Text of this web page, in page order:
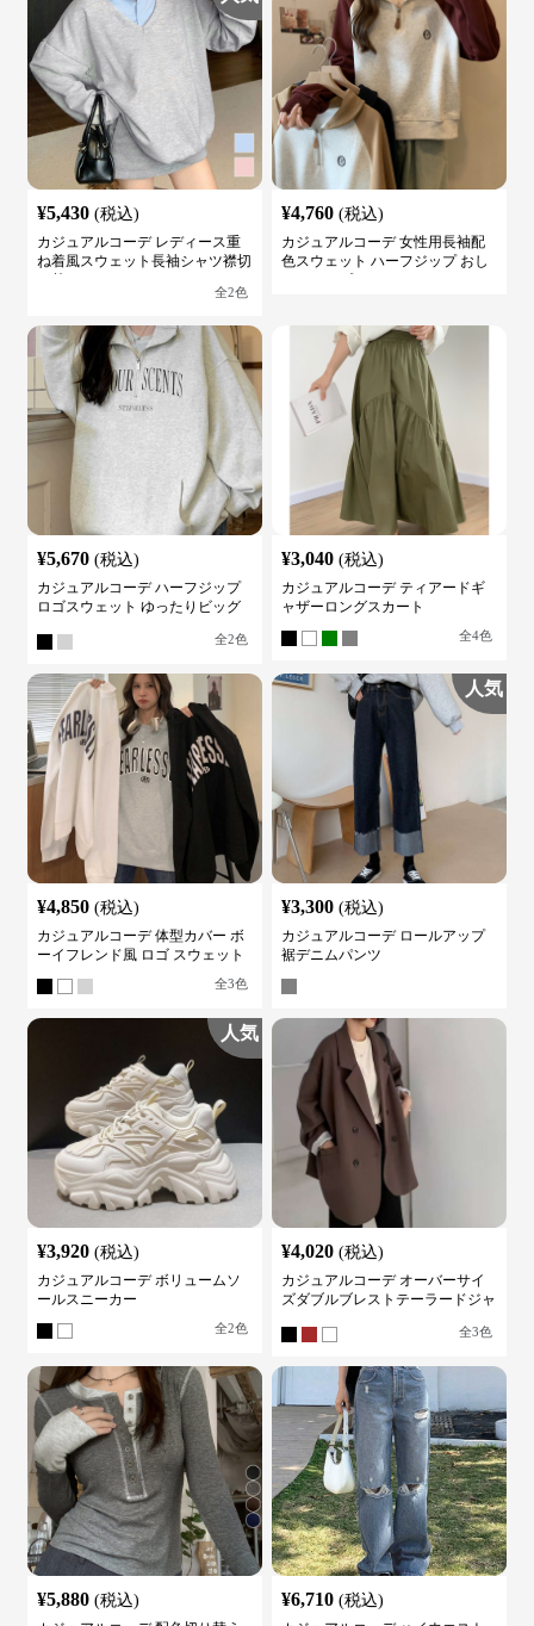
¥5,430 (税込)
カジュアルコーデ レディース重
ね着風スウェット長袖シャツ襟切
全2色
¥4,760 (税込)
カジュアルコーデ 女性用長袖配
色スウェット ハーフジップ おし
¥5,670 (税込)
カジュアルコーデ ハーフジップ
ロゴスウェット ゆったりビッグ
全2色
¥3,040 (税込)
カジュアルコーデ ティアードギ
ャザーロングスカート
全4色
¥4,850 (税込)
カジュアルコーデ 体型カバー ボ
ーイフレンド風 ロゴ スウェット
全3色
人気
¥3,300 (税込)
カジュアルコーデ ロールアップ
裾デニムパンツ
人気
¥3,920 (税込)
カジュアルコーデ ボリュームソ
ールスニーカー
全2色
¥4,020 (税込)
カジュアルコーデ オーバーサイ
ズダブルブレストテーラードジャ
全3色
¥5,880 (税込) ¥6,710 (税込)